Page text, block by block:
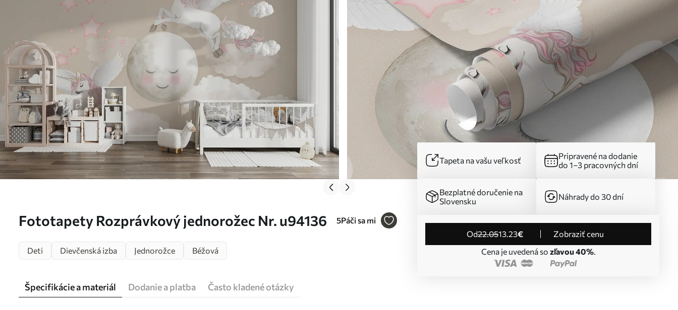
Fototapety Rozprávkový jednorožec Nr. u94136 5Páči sa mi
Tapeta na vašu veľkosť
Pripravené na dodanie
do 1–3 pracovných dní
Bezplatné doručenie na
Slovensku
Náhrady do 30 dní
od22.0513.23€
Zobraziť cenu
Cena je uvedená so zľavou 40%.
Deti Dievčenská izba Jednorožce Béžová
Špecifikácie a materiál Dodanie a platba Často kladené otázky